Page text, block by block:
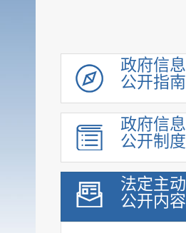
政府信息
公开指南
政府信息
公开制度
法定主动
公开内容
履职依据